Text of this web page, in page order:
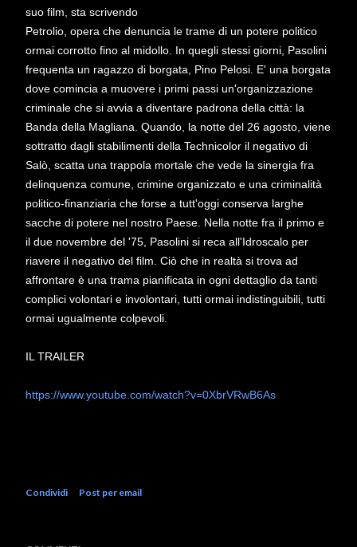
suo film, sta scrivendo
Petrolio, opera che denuncia le trame di un potere politico
ormai corrotto fino al midollo. In quegli stessi giorni, Pasolini
frequenta un ragazzo di borgata, Pino Pelosi. E' una borgata
dove comincia a muovere i primi passi un'organizzazione
criminale che si avvia a diventare padrona della città: la
Banda della Magliana. Quando, la notte del 26 agosto, viene
sottratto dagli stabilimenti della Technicolor il negativo di
Salò, scatta una trappola mortale che vede la sinergia fra
delinquenza comune, crimine organizzato e una criminalità
politico-finanziaria che forse a tutt'oggi conserva larghe
sacche di potere nel nostro Paese. Nella notte fra il primo e
il due novembre del '75, Pasolini si reca all'Idroscalo per
riavere il negativo del film. Ciò che in realtà si trova ad
affrontare è una trama pianificata in ogni dettaglio da tanti
complici volontari e involontari, tutti ormai indistinguibili, tutti
ormai ugualmente colpevoli.
IL TRAILER
https://www.youtube.com/watch?v=0XbrVRwB6As
Condividi Post per email